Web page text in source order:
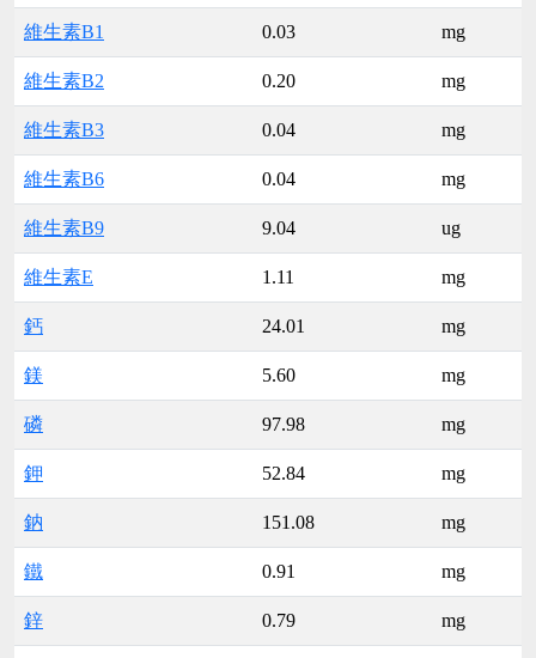
維生素B1 0.03 mg
維生素B2 0.20 mg
維生素B3 0.04 mg
維生素B6 0.04 mg
維生素B9 9.04 ug
維生素E 1.11 mg
鈣 24.01 mg
鎂 5.60 mg
磷 97.98 mg
鉀 52.84 mg
鈉 151.08 mg
鐵 0.91 mg
鋅 0.79 mg